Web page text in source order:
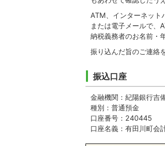
ATM、インターネット
または電子メールで、
納税義務者のお名前・
振り込んだ旨のご連絡
振込口座
金融機関：紀陽銀行吉
種別：普通預金
口座番号：240445
口座名義：有田川町会